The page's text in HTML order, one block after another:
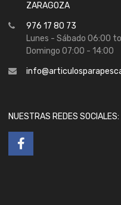
ZARAGOZA
976 17 80 73
Lunes - Sábado 06:00
Domingo 07:00 - 14:00
NUESTRAS REDES SOCIALES: